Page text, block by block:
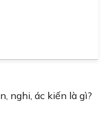
nghi, ác kiến là gì?